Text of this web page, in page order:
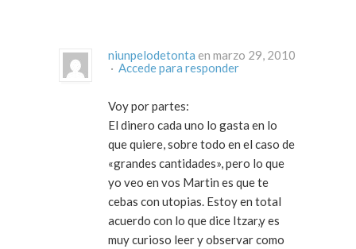
niunpelodetonta en marzo 29, 2010
· Accede para responder
Voy por partes:
El dinero cada uno lo gasta en lo
que quiere, sobre todo en el caso de
«grandes cantidades», pero lo que
yo veo en vos Martin es que te
cebas con utopias. Estoy en total
acuerdo con lo que dice Itzar,y es
muy curioso leer y observar como